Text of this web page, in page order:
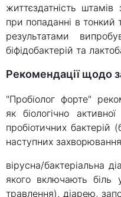
життєздатність штамів
при попаданні в тонкий
результатами
біфідобактерій та
Рекомендації щодо
"Пробіолог форте"
як біологічно
пробіотичних бактерій
наступних
вірусна/бактеріальна
якого включають біль
травлення), діарею,